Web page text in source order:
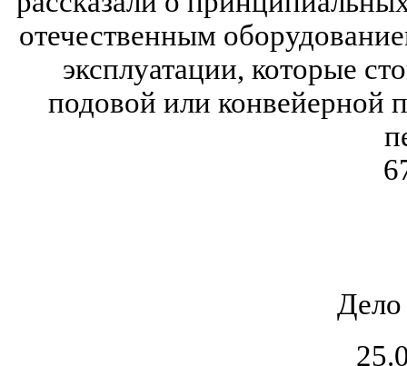
отечественным
эксплуатации, которые
подовой или конвейерной
Дело